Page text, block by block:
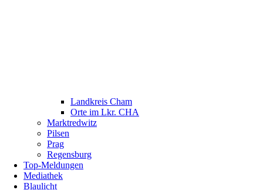
Landkreis Cham
Orte im Lkr. CHA
Marktredwitz
Pilsen
Prag
Regensburg
Top-Meldungen
Mediathek
Blaulicht